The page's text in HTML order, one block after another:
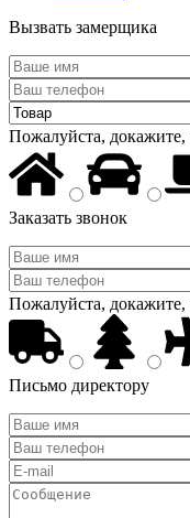
Вызвать замерщика
Пожалуйста,
Заказать звонок
Пожалуйста,
Письмо директору